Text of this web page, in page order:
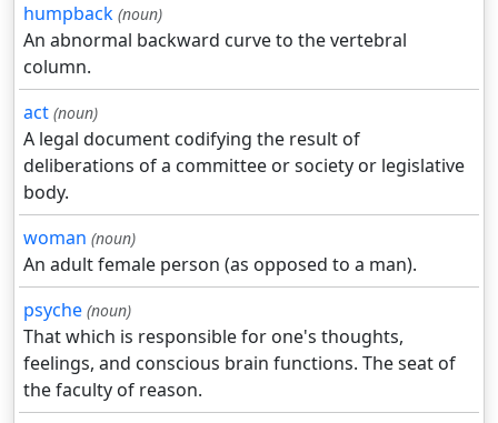
humpback (noun)
An abnormal backward curve to the vertebral
column.
act (noun)
A legal document codifying the result of
deliberations of a committee or society or legislative
body.
woman (noun)
An adult female person (as opposed to a man).
psyche (noun)
That which is responsible for one's thoughts,
feelings, and conscious brain functions. The seat of
the faculty of reason.